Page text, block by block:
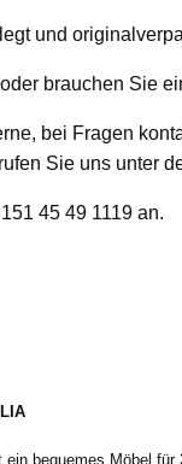
und
brauchen Sie
bei Fragen
Sie uns unter
45 49 1119 an.
ein bequemes Möbel für